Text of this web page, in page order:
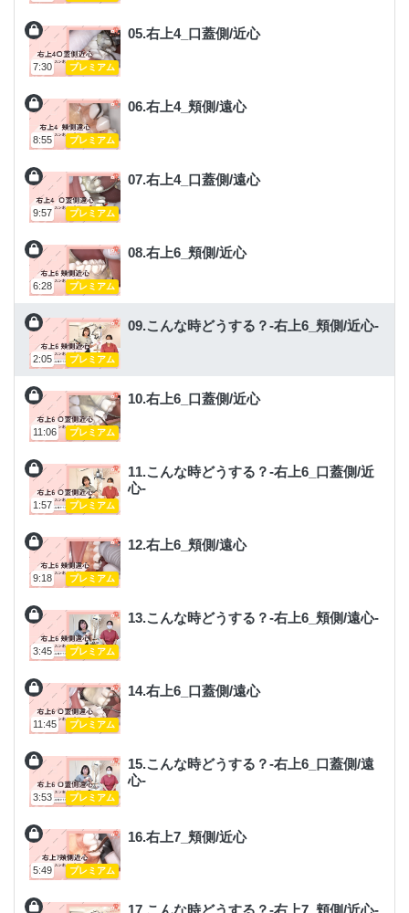
7:30 プレミアム
05.右上4_口蓋側/近心
8:55 プレミアム
06.右上4_頬側/遠心
9:57 プレミアム
07.右上4_口蓋側/遠心
6:28 プレミアム
08.右上6_頬側/近心
2:05 プレミアム
09.こんな時どうする？-右上6_頬側/近心-
11:06 プレミアム
10.右上6_口蓋側/近心
1:57 プレミアム
11.こんな時どうする？-右上6_口蓋側/近
心-
9:18 プレミアム
12.右上6_頬側/遠心
3:45 プレミアム
13.こんな時どうする？-右上6_頬側/遠心-
11:45 プレミアム
14.右上6_口蓋側/遠心
3:53 プレミアム
15.こんな時どうする？-右上6_口蓋側/遠
心-
5:49 プレミアム
16.右上7_頬側/近心
17.こんな時どうする？-右上7_頬側/近心-